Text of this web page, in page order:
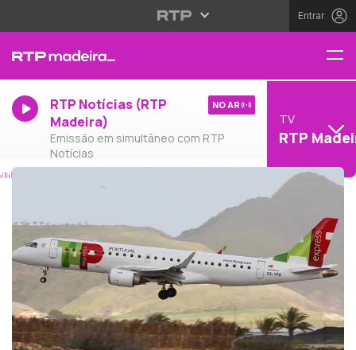
Entrar
RTP Notícias (RTP
Madeira)
Emissão em simultâneo com RTP
Notícias
NO AR
TV
RTP